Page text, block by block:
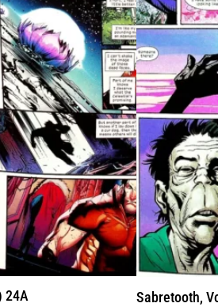
24A Sabretooth,